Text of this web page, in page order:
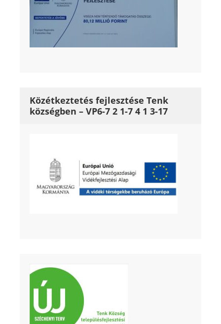
Közétkeztetés fejlesztése Tenk
községben – VP6-7 2 1-7 4 1 3-17